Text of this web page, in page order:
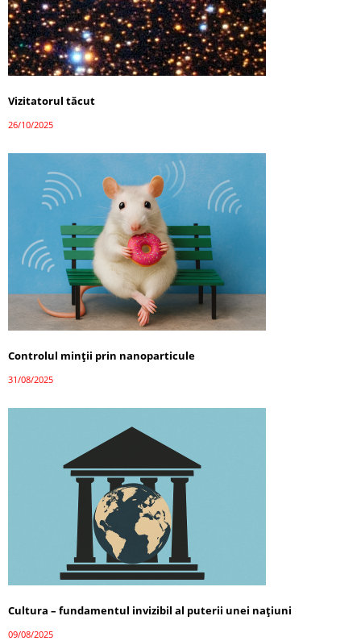
Vizitatorul tăcut
26/10/2025
Controlul minții prin nanoparticule
31/08/2025
Cultura – fundamentul invizibil al puterii unei națiuni
09/08/2025